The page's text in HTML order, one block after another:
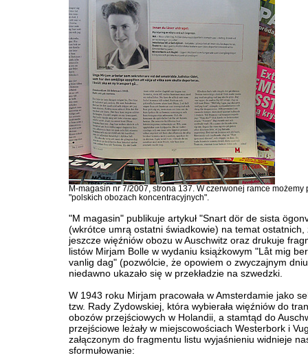
M-magasin nr 7/2007, strona 137. W czerwonej ramce możemy
"polskich obozach koncentracyjnych".
"M magasin" publikuje artykuł "Snart dör de sista
(wkrótce umrą ostatni świadkowie) na temat ostatnich,
jeszcze więźniów obozu w Auschwitz oraz drukuje
listów Mirjam Bolle w wydaniu książkowym "Låt mig
vanlig dag" (pozwólcie, że opowiem o zwyczajnym
niedawno ukazało się w przekładzie na szwedzki.
W 1943 roku Mirjam pracowała w Amsterdamie jako
tzw. Rady Zydowskiej, która wybierała więźniów do
obozów przejściowych w Holandii, a stamtąd do
przejściowe leżały w miejscowościach Westerbork i
załączonym do fragmentu listu wyjaśnieniu widnieje
sformułowanie: